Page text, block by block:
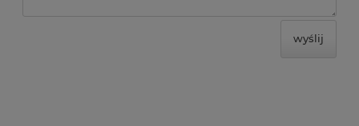
wyślij